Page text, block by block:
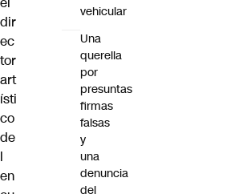
dir
ec
tor
art
ísti
co
de
l
en
vehicular
Una
querella
por
presuntas
firmas
falsas
y
una
denuncia
del